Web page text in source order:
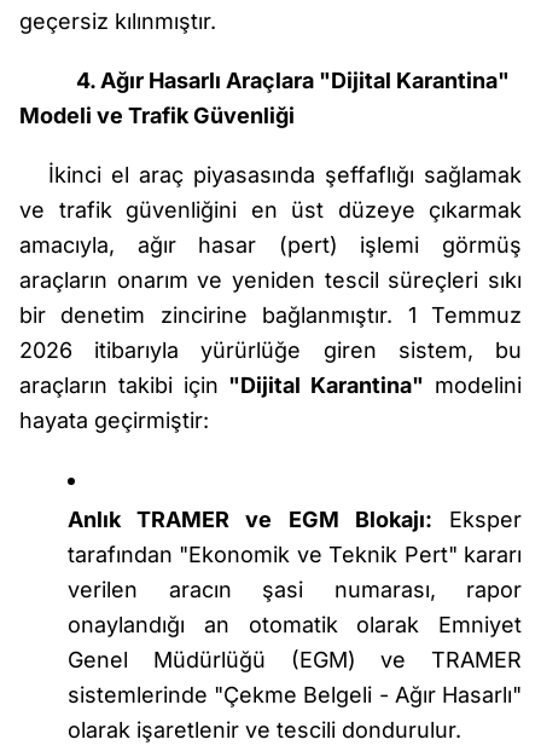
geçersiz kılınmıştır.
4. Ağır Hasarlı Araçlara "Dijital Karantina"
Modeli ve Trafik Güvenliği
İkinci el araç piyasasında şeffaflığı sağlamak
ve trafik güvenliğini en üst düzeye çıkarmak
amacıyla, ağır hasar (pert) işlemi görmüş
araçların onarım ve yeniden tescil süreçleri sıkı
bir denetim zincirine bağlanmıştır. 1 Temmuz
2026 itibarıyla yürürlüğe giren sistem, bu
araçların takibi için "Dijital Karantina" modelini
hayata geçirmiştir:
Anlık TRAMER ve EGM Blokajı: Eksper
tarafından "Ekonomik ve Teknik Pert" kararı
verilen aracın şasi numarası, rapor
onaylandığı an otomatik olarak Emniyet
Genel Müdürlüğü (EGM) ve TRAMER
sistemlerinde "Çekme Belgeli - Ağır Hasarlı"
olarak işaretlenir ve tescili dondurulur.